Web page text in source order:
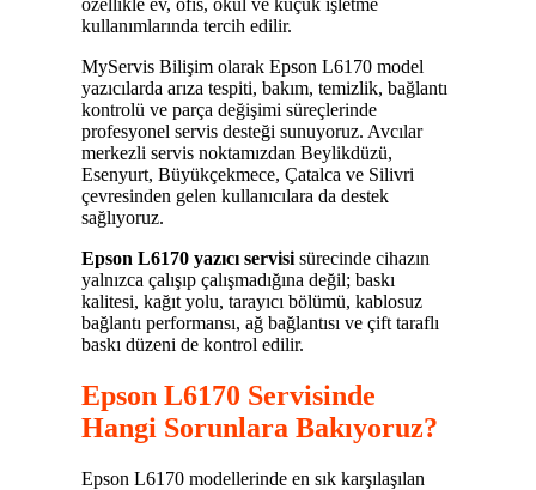
kullanımlarında tercih edilir.
MyServis Bilişim olarak Epson L6170 model
yazıcılarda arıza tespiti, bakım, temizlik, bağlantı
kontrolü ve parça değişimi süreçlerinde
profesyonel servis desteği sunuyoruz. Avcılar
merkezli servis noktamızdan Beylikdüzü,
Esenyurt, Büyükçekmece, Çatalca ve Silivri
çevresinden gelen kullanıcılara da destek
sağlıyoruz.
Epson L6170 yazıcı servisi sürecinde cihazın
yalnızca çalışıp çalışmadığına değil; baskı
kalitesi, kağıt yolu, tarayıcı bölümü, kablosuz
bağlantı performansı, ağ bağlantısı ve çift taraflı
baskı düzeni de kontrol edilir.
Epson L6170 Servisinde
Hangi Sorunlara Bakıyoruz?
Epson L6170 modellerinde en sık karşılaşılan